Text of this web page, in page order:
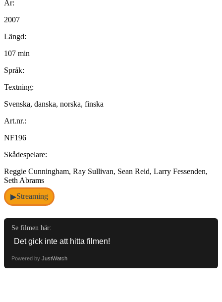
År:
2007
Längd:
107 min
Språk:
Textning:
Svenska, danska, norska, finska
Art.nr.:
NF196
Skådespelare:
Reggie Cunningham, Ray Sullivan, Sean Reid, Larry Fessenden,
Seth Abrams
▶Streaming
Se filmen här:
Powered by JustWatch